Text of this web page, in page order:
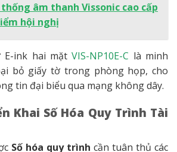
thống âm thanh Vissonic cao cấp
hội nghị
E-ink hai mặtVIS-NP10E-C là minh
bỏ giấy tờ trong phòng họp, cho
tin đại biểu qua mạng không dây.
Khai Số Hóa Quy Trình Tài
Số hóa quy trình cần tuân thủ các